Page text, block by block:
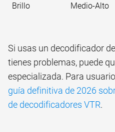
Brillo Medio-Alto
Si usas un decodificador
tienes problemas, puede
especializada. Para
guía definitiva de 2026
de decodificadores VTR.